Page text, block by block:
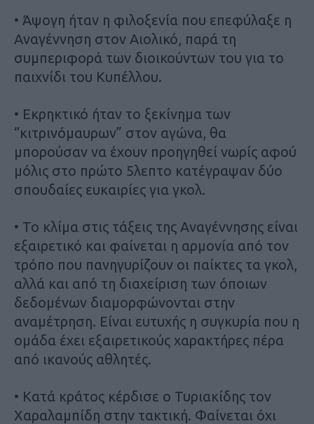
• Άψογη ήταν η φιλοξενία που επεφύλαξε η
Αναγέννηση στον Αιολικό, παρά τη
συμπεριφορά των διοικούντων του για το
παιχνίδι του Κυπέλλου.
• Εκρηκτικό ήταν το ξεκίνημα των
“κιτρινόμαυρων” στον αγώνα, θα
μπορούσαν να έχουν προηγηθεί νωρίς αφού
μόλις στο πρώτο 5λεπτο κατέγραψαν δύο
σπουδαίες ευκαιρίες για γκολ.
• Το κλίμα στις τάξεις της Αναγέννησης είναι
εξαιρετικό και φαίνεται η αρμονία από τον
τρόπο που πανηγυρίζουν οι παίκτες τα γκολ,
αλλά και από τη διαχείριση των όποιων
δεδομένων διαμορφώνονται στην
αναμέτρηση. Είναι ευτυχής η συγκυρία που η
ομάδα έχει εξαιρετικούς χαρακτήρες πέρα
από ικανούς αθλητές.
• Κατά κράτος κέρδισε ο Τυριακίδης τον
Χαραλαμπίδη στην τακτική. Φαίνεται όχι